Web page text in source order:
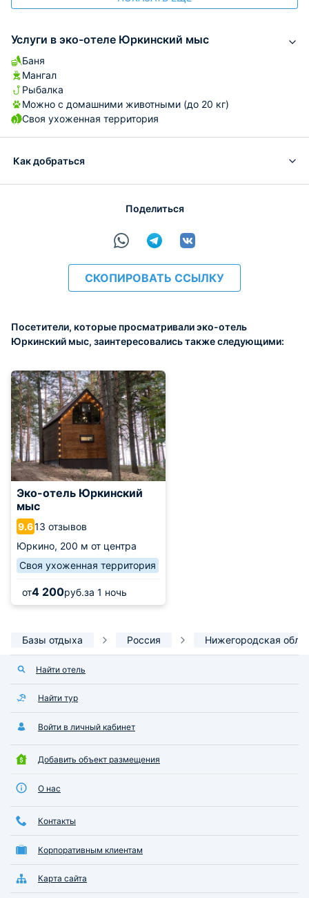
Услуги в эко-отеле Юркинский мыс
Баня
Мангал
Рыбалка
Можно с домашними животными (до 20 кг)
Своя ухоженная территория
Как добраться
Поделиться
СКОПИРОВАТЬ ССЫЛКУ
Посетители, которые просматривали эко-отель
Юркинский мыс, заинтересовались также следующими:
Эко-отель Юркинский
мыс
9.613 отзывов
Юркино, 200 м от центра
Своя ухоженная территория
от4 200руб.за 1 ночь
Базы отдыха Россия Нижегородская
Найти отель
Найти тур
Войти в личный кабинет
Добавить объект размещения
О нас
Контакты
Корпоративным клиентам
Карта сайта